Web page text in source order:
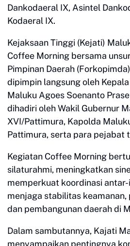
Dankodaeral IX, Asintel
Kodaeral IX.
Kejaksaan Tinggi (Kejati)
Coffee Morning bersama
Pimpinan Daerah
dipimpin langsung oleh
Maluku Agoes Soenanto
dihadiri oleh Wakil Gubernur
XVI/Pattimura, Kapolda
Pattimura, serta para pejabat
Kegiatan Coffee Morning
silaturahmi, meningkatkan
memperkuat koordinasi
menjaga stabilitas keamanan,
dan pembangunan daerah di
Dalam sambutannya, Kajati
menyampaikan pentingnya